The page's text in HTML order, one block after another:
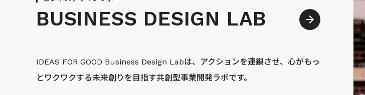
BUSINESS DESIGN LAB
IDEAS FOR GOOD Business Design Labは、アクションを連鎖させ、心がもっ
とワクワクする未来創りを目指す共創型事業開発ラボです。